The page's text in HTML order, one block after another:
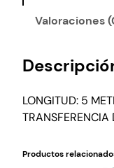
Valoraciones
LONGITUD: 5
TRANSFERENCIA
Productos